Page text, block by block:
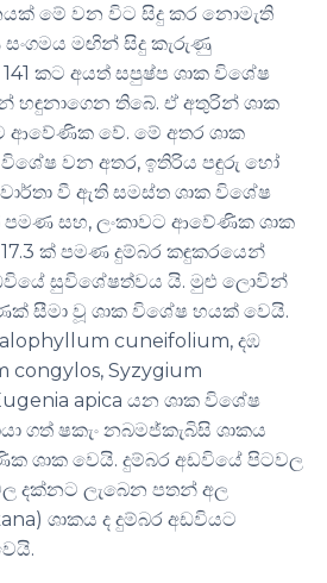
මේ වන විට සිදු කර නොමැති
මඟින් සිදු කැරුණු
කට අයත් සපුෂ්ප ශාක විශේෂ
හඳුනාගෙන තිබේ. ඒ අතුරින් ශාක
ආවේණික වේ. මේ අතර ශාක
විශේෂ වන අතර, ඉතිරිය පඳුරු හෝ
වාර්තා වී ඇති සමස්ත ශාක විශේෂ
පමණ සහ, ලංකාවට ආවේණික ශාක
ක් පමණ දුම්බර කඳුකරයෙන්
සුවිශේෂත්වය යි. මුළු ලොවින්
සීමා වූ ශාක විශේෂ හයක් වෙයි.
cuneifolium, දඹ
Syzygium
apica යන ශාක විශේෂ
ගත් ෂකැං නබමජ්කැබිසි ශාකය
ශාක වෙයි. දුම්බර අඩවියේ පිටවල
දක්නට ලැබෙන පතන් අල
ශාකය ද දුම්බර අඩවියට